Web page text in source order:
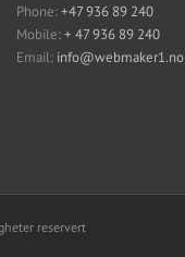
Phone:+47 936 89 240
Mobile:+ 47 936 89 240
Email: info@webmaker1.no
reservert